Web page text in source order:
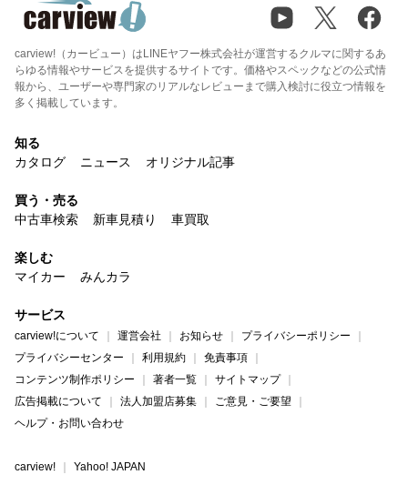
carview!（カービュー）はLINEヤフー株式会社が運営するクルマに関するあ
らゆる情報やサービスを提供するサイトです。価格やスペックなどの公式情
報から、ユーザーや専門家のリアルなレビューまで購入検討に役立つ情報を
多く掲載しています。
知る
カタログ
ニュース オリジナル記事
買う・売る
中古車検索
新車見積り 車買取
楽しむ
マイカー
みんカラ
サービス
carview!について 運営会社 お知らせ
プライバシーポリシー
プライバシーセンター
利用規約
免責事項
コンテンツ制作ポリシー
著者一覧
サイトマップ
広告掲載について
法人加盟店募集
ご意見・ご要望
ヘルプ・お問い合わせ
carview! Yahoo! JAPAN